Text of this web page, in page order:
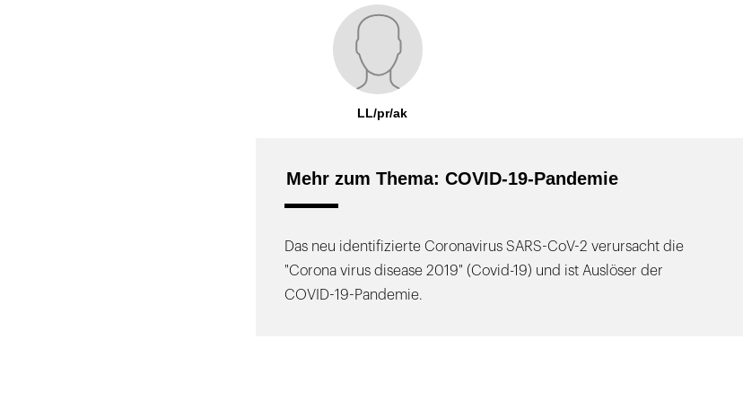
LL/pr/ak
Mehr zum Thema: COVID-19-Pandemie
Das neu identifizierte Coronavirus SARS-CoV-2 verursacht die
"Corona virus disease 2019" (Covid-19) und ist Auslöser der
COVID-19-Pandemie.